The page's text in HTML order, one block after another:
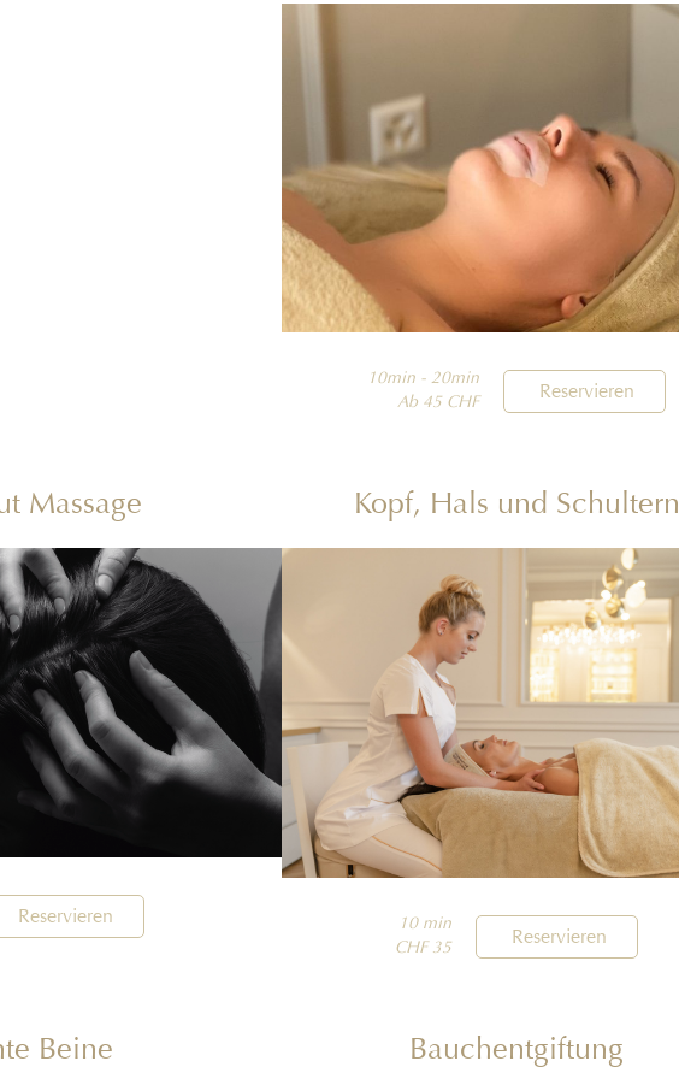
10min - 20min
Ab 45 CHF
Reservieren
Massage
Reservieren
Kopf, Hals und Schultern
10 min
CHF 35
Reservieren
Beine Bauchentgiftung